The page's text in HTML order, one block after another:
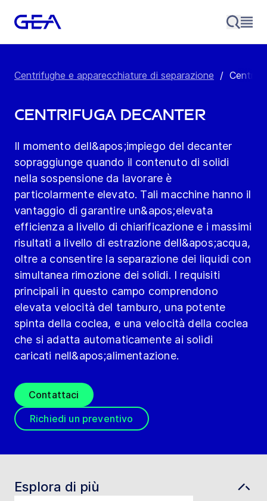
Centrifughe e apparecchiature di separazione /
Centrifuga decanter
Il momento dell&apos;impiego del decanter
sopraggiunge quando il contenuto di solidi
nella sospensione da lavorare è
particolarmente elevato. Tali macchine hanno il
vantaggio di garantire un&apos;elevata
efficienza a livello di chiarificazione e i massimi
risultati a livello di estrazione dell&apos;acqua,
oltre a consentire la separazione dei liquidi con
simultanea rimozione dei solidi. I requisiti
principali in questo campo comprendono
elevata velocità del tamburo, una potente
spinta della coclea, e una velocità della coclea
che si adatta automaticamente ai solidi
caricati nell&apos;alimentazione.
Contattaci
Richiedi un preventivo
Esplora di più